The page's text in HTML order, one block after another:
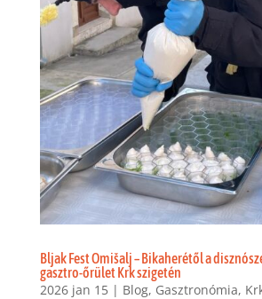
Bljak Fest Omišalj – Bikaherétől a
gasztro-őrület Krk szigetén
2026 jan 15| Blog, Gasztronómia,